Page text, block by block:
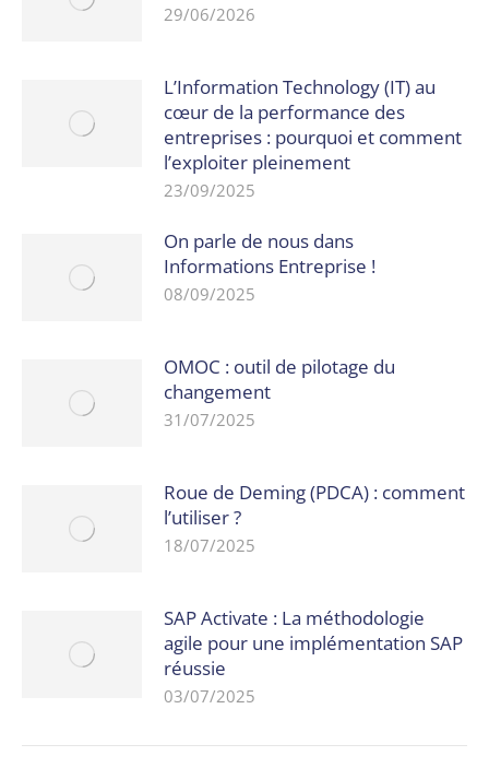
29/06/2026
L’Information Technology (IT) au
cœur de la performance des
entreprises : pourquoi et comment
l’exploiter pleinement
23/09/2025
On parle de nous dans
Informations Entreprise !
08/09/2025
OMOC : outil de pilotage du
changement
31/07/2025
Roue de Deming (PDCA) : comment
l’utiliser ?
18/07/2025
SAP Activate : La méthodologie
agile pour une implémentation SAP
réussie
03/07/2025